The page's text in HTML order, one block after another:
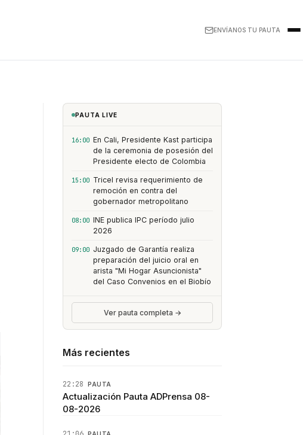
ENVÍANOS TU PAUTA
PAUTA LIVE
16:00 En Cali, Presidente Kast participa
de la ceremonia de posesión del
Presidente electo de Colombia
15:00 Tricel revisa requerimiento de
remoción en contra del
gobernador metropolitano
08:00 INE publica IPC período julio
2026
09:00 Juzgado de Garantía realiza
preparación del juicio oral en
arista "Mi Hogar Asuncionista"
del Caso Convenios en el Biobío
Ver pauta completa →
Más recientes
22:28 PAUTA
Actualización Pauta ADPrensa 08-
08-2026